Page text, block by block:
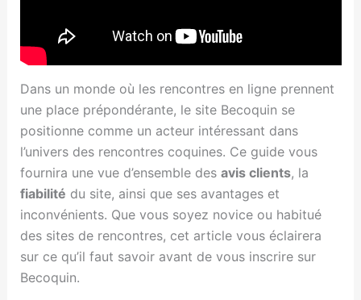
Dans un monde où les rencontres en ligne prennent
une place prépondérante, le site Becoquin se
positionne comme un acteur intéressant dans
l’univers des rencontres coquines. Ce guide vous
fournira une vue d’ensemble des avis clients, la
fiabilité du site, ainsi que ses avantages et
inconvénients. Que vous soyez novice ou habitué
des sites de rencontres, cet article vous éclairera
sur ce qu’il faut savoir avant de vous inscrire sur
Becoquin.